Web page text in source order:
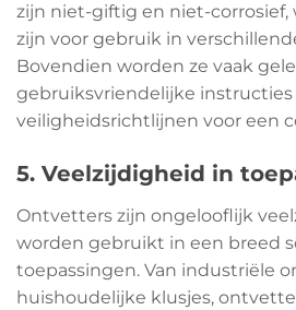
zijn niet-giftig en niet-corrosief,
zijn voor gebruik in
Bovendien worden ze vaak
gebruiksvriendelijke instructies
veiligheidsrichtlijnen voor een
5. Veelzijdigheid in
Ontvetters zijn ongelooflijk
worden gebruikt in een breed
toepassingen. Van industriële
huishoudelijke klusjes,